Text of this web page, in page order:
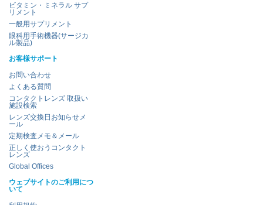
ビタミン・ミネラル サプ
リメント
一般用サプリメント
眼科用手術機器(サージカ
ル製品)
お客様サポート
お問い合わせ
よくある質問
コンタクトレンズ 取扱い
施設検索
レンズ交換日お知らせメ
ール
定期検査メモ＆メール
正しく使おうコンタクト
レンズ
Global Offices
ウェブサイトのご利用につ
いて